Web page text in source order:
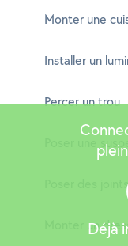
Monter une
Installer un
Percer un trou
Poser une
Poser des joints
Monter unDéjà